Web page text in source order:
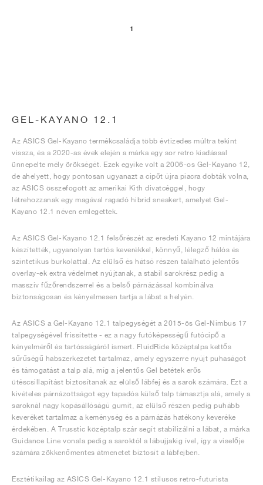
1
GEL-KAYANO 12.1
Az ASICS Gel-Kayano termékcsaládja több évtizedes múltra tekint
vissza, és a 2020-as évek elején a márka egy sor retro kiadással
ünnepelte mély örökségét. Ezek egyike volt a 2006-os Gel-Kayano 12,
de ahelyett, hogy pontosan ugyanazt a cipőt újra piacra dobták volna,
az ASICS összefogott az amerikai Kith divatcéggel, hogy
létrehozzanak egy magával ragadó hibrid sneakert, amelyet Gel-
Kayano 12.1 néven emlegettek.
Az ASICS Gel-Kayano 12.1 felsőrészét az eredeti Kayano 12 mintájára
készítették, ugyanolyan tartós keverékkel, könnyű, lélegző hálós és
szintetikus burkolattal. Az elülső és hátsó részen található jelentős
overlay-ek extra védelmet nyújtanak, a stabil sarokrész pedig a
masszív fűzőrendszerrel és a belső párnázással kombinálva
biztonságosan és kényelmesen tartja a lábat a helyén.
Az ASICS a Gel-Kayano 12.1 talpegységét a 2015-ös Gel-Nimbus 17
talpegységével frissítette - ez a nagy futóképességű futócipő a
kényelméről és tartósságáról ismert. FluidRide középtalpa kettős
sűrűségű habszerkezetet tartalmaz, amely egyszerre nyújt puhaságot
és támogatást a talp alá, míg a jelentős Gel betétek erős
ütéscsillapítást biztosítanak az elülső lábfej és a sarok számára. Ezt a
kivételes párnázottságot egy tapadós külső talp támasztja alá, amely a
saroknál nagy kopásállóságú gumit, az elülső részen pedig puhább
keveréket tartalmaz a keménység és a párnázás hatékony keveréke
érdekében. A Trusstic középtalp szár segít stabilizálni a lábat, a márka
Guidance Line vonala pedig a saroktól a lábujjakig ível, így a viselője
számára zökkenőmentes átmenetet biztosít a lábfejben.
Esztétikailag az ASICS Gel-Kayano 12.1 stílusos retro-futurista